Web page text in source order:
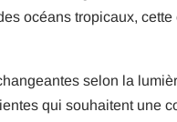
océans tropicaux,
selon la
qui souhaitent une